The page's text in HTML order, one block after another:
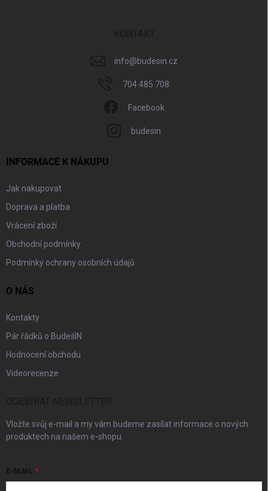
info@budesin.cz
704 485 708
Facebook
budesin
INFORMACE K NÁKUPU
Jak nakupovat
Doprava a platba
Vrácení zboží
Obchodní podmínky
Podmínky ochrany osobních údajů
O NÁS
Kontakty
Pár řádků o BudešIN
Hodnocení obchodu
Videorecenze
Vložte svůj e-mail a my vám budeme zasílat informace o nových
produktech na našem e-shopu.
E-MAIL